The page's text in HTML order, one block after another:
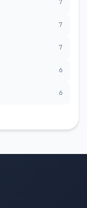
7
7
7
6
6